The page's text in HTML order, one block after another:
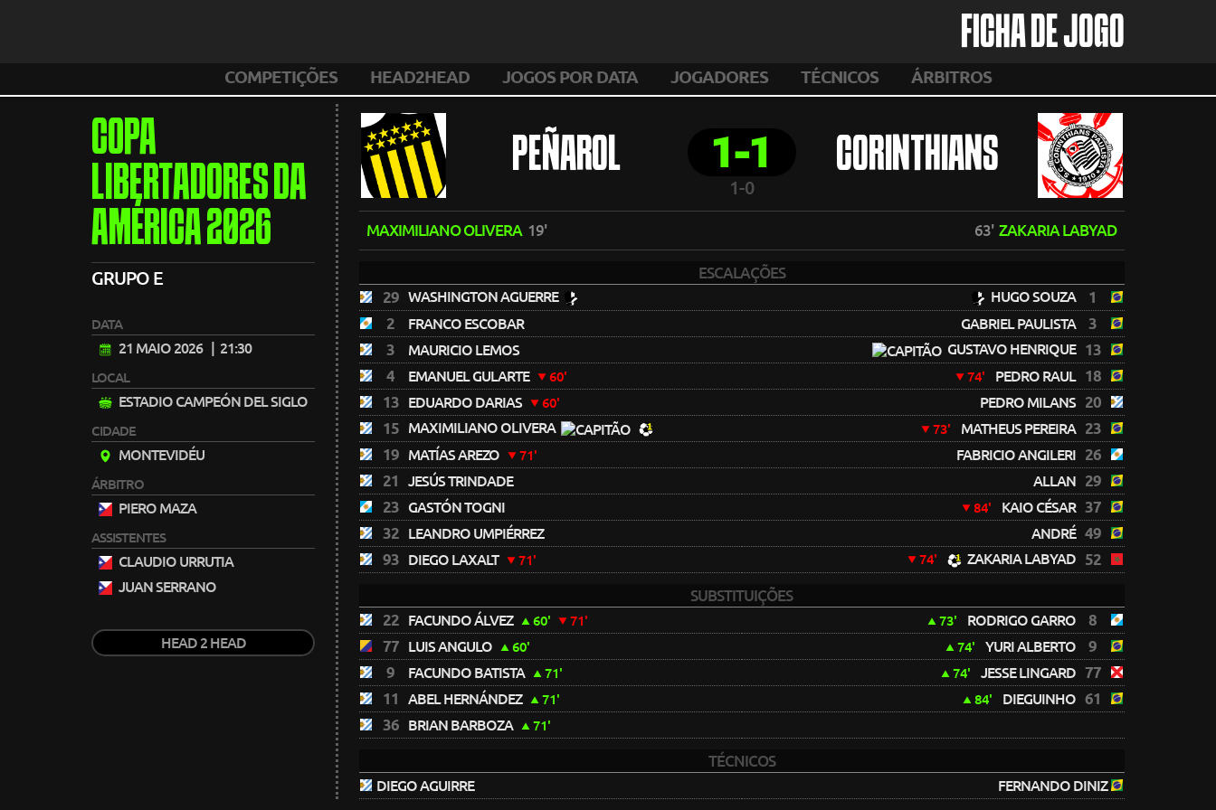
FICHA DE JOGO
COMPETIÇÕES HEAD2HEAD JOGOS POR DATA JOGADORES TÉCNICOS ÁRBITROS
COPA
LIBERTADORES DA
AMÉRICA 2026
GRUPO E
DATA
21 MAIO 2026 | 21:30
LOCAL
ESTADIO CAMPEÓN DEL SIGLO
CIDADE
MONTEVIDÉU
ÁRBITRO
PIERO MAZA
ASSISTENTES
CLAUDIO URRUTIA
JUAN SERRANO
HEAD 2 HEAD
PEÑAROL 1-1
1-0
CORINTHIANS
MAXIMILIANO OLIVERA 19' 63' ZAKARIA LABYAD
ESCALAÇÕES
29 WASHINGTON AGUERRE
2 FRANCO ESCOBAR
3 MAURICIO LEMOS
4 EMANUEL GULARTE 60'
13 EDUARDO DARIAS 60'
15 MAXIMILIANO OLIVERA
19 MATÍAS AREZO 71'
21 JESÚS TRINDADE
23 GASTÓN TOGNI
32 LEANDRO UMPIÉRREZ
93 DIEGO LAXALT 71'
HUGO SOUZA 1
GABRIEL PAULISTA 3
GUSTAVO HENRIQUE 13
74' PEDRO RAUL 18
PEDRO MILANS 20
73' MATHEUS PEREIRA 23
FABRICIO ANGILERI 26
ALLAN 29
84' KAIO CÉSAR 37
ANDRÉ 49
74' ZAKARIA LABYAD 52
SUBSTITUIÇÕES
22
FACUNDO ÁLVEZ 60' 71'
77 LUIS ANGULO 60'
9 FACUNDO BATISTA 71'
11 ABEL HERNÁNDEZ 71'
36 BRIAN BARBOZA 71'
73' RODRIGO GARRO 8
74' YURI ALBERTO 9
74' JESSE LINGARD 77
84' DIEGUINHO 61
TÉCNICOS
DIEGO AGUIRRE FERNANDO DINIZ